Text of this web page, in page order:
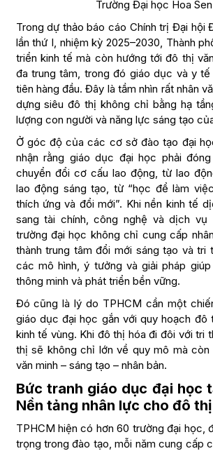
Trường Đại học Hoa Sen
Trong dự thảo báo cáo Chính trị Đại hội
lần thứ I, nhiệm kỳ 2025–2030, Thành
triển kinh tế mà còn hướng tới đô thị
đa trung tâm, trong đó giáo dục và y
tiên hàng đầu. Đây là tầm nhìn rất nhân
dựng siêu đô thị không chỉ bằng hạ
lượng con người và năng lực sáng tạo
Ở góc độ của các cơ sở đào tạo đại
nhận rằng giáo dục đại học phải
chuyển đổi cơ cấu lao động, từ lao
lao động sáng tạo, từ “học để làm
thích ứng và đổi mới”. Khi nền kinh tế
sang tài chính, công nghệ và dịch
trường đại học không chỉ cung cấp
thành trung tâm đổi mới sáng tạo và tri
các mô hình, ý tưởng và giải pháp
thông minh và phát triển bền vững.
Đó cũng là lý do TPHCM cần một
giáo dục đại học gắn với quy hoạch đô
kinh tế vùng. Khi đô thị hóa đi đôi với tri
thị sẽ không chỉ lớn về quy mô mà
văn minh – sáng tạo – nhân bản.
Bức tranh giáo dục đại học
Nền tảng nhân lực cho đô
TPHCM hiện có hơn 60 trường đại học,
trọng trong đào tạo, mỗi năm cung cấp